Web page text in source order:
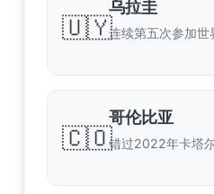
🇺🇾
乌拉圭
连续第五次参加世
🇨🇴
哥伦比亚
错过2022年卡塔